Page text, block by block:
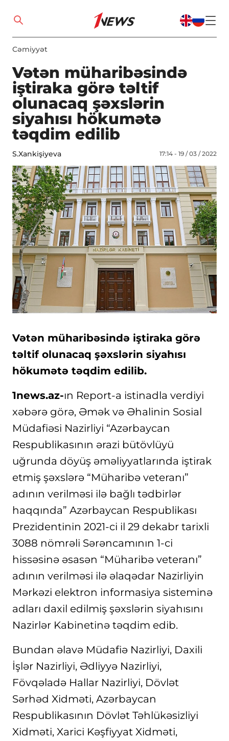
Cəmiyyət
Vətən müharibəsində
iştiraka görə təltif
olunacaq şəxslərin
siyahısı hökumətə
təqdim edilib
S.Xankişiyeva 17:14 - 19 / 03 / 2022
Vətən müharibəsində iştiraka görə
təltif olunacaq şəxslərin siyahısı
hökumətə təqdim edilib.
1news.az-ın Report-a istinadla verdiyi
xəbərə görə, Əmək və Əhalinin Sosial
Müdafiəsi Nazirliyi “Azərbaycan
Respublikasının ərazi bütövlüyü
uğrunda döyüş əməliyyatlarında iştirak
etmiş şəxslərə “Müharibə veteranı”
adının verilməsi ilə bağlı tədbirlər
haqqında” Azərbaycan Respublikası
Prezidentinin 2021-ci il 29 dekabr tarixli
3088 nömrəli Sərəncamının 1-ci
hissəsinə əsasən “Müharibə veteranı”
adının verilməsi ilə əlaqədar Nazirliyin
Mərkəzi elektron informasiya sisteminə
adları daxil edilmiş şəxslərin siyahısını
Nazirlər Kabinetinə təqdim edib.
Bundan əlavə Müdafiə Nazirliyi, Daxili
İşlər Nazirliyi, Ədliyyə Nazirliyi,
Fövqəladə Hallar Nazirliyi, Dövlət
Sərhəd Xidməti, Azərbaycan
Respublikasının Dövlət Təhlükəsizliyi
Xidməti, Xarici Kəşfiyyat Xidməti,